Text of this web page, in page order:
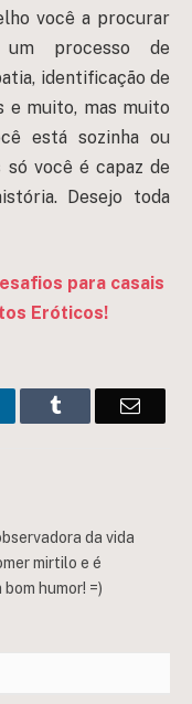
você a procurar
um processo de
identificação de
e muito, mas muito
está sozinha ou
só você é capaz de
Desejo toda
para casais
Eróticos!
Tumblr Email
da vida
mirtilo e é
humor! =)